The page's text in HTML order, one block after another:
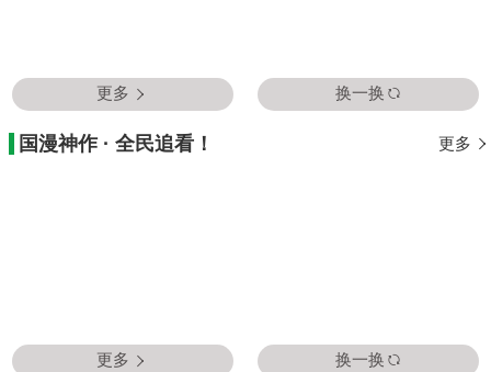
更多 换一换
国漫神作 · 全民追看！ 更多
更多 换一换